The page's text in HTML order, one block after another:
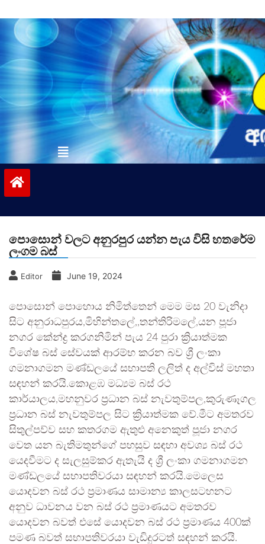
to
contentvinivida.lk
පොසොන් වලට අනුරපුර යන්න පැය විසි හතරේම
ලංගම බස්
Editor June 19, 2024
පොසොන් පොහොය නිමිත්තෙන් මෙම මස 20 වැනිදා
සිට අනුරාධපුරය,මිහින්තලේ,,තන්තිරිමලේ,යන පූජා
නගර කේන්ද්‍ර කරගනිමින් පැය 24 පුරා ක්‍රියාත්මක
විශේෂ බස් සේවයක් ආරම්භ කරන බව ශ්‍රී ලංකා
ගමනාගමන මණ්ඩලයේ සභාපති ලලිත් ද අල්විස් මහතා
සඳහන් කරයි.කොළඹ මධ්‍යම බස් රථ
කාර්යාලය,මහනුවර ප්‍රධාන බස් නැවතුම්පල,කුරුණෑගල
ප්‍රධාන බස් නැවතුම්පල සිට ක්‍රියාත්මක වේ.මීට අමතරව
සිතුල්පව්ව සහ කතරගම ඇතුළු අනෙකුත් පූජා නගර
වෙත යන බැතිමතුන්ගේ පහසුව සඳහා අවශ්‍ය බස් රථ
යෙදවීමට ද සැලසුම්කර ඇතැයි ද ශ්‍රී ලංකා ගමනාගමන
මණ්ඩලයේ සභාපතිවරයා සඳහන් කරයි.මෙලෙස
යොදවන බස් රථ ප්‍රමාණය සාමාන්‍ය කාලසටහනට
අනුව ධාවනය වන බස් රථ ප්‍රමාණයට අමතරව
යොදවන බවත් එසේ යොදවන බස් රථ ප්‍රමාණය 400ක්
පමණ බවත් සභාපතිවරයා වැඩිදුරටත් සඳහන් කරයි.